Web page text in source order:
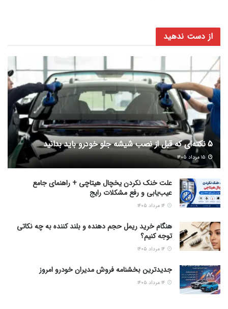
از دست ندهید
5 نکته‌ای که قبل از نصب شیشه جلو خودرو باید بدانید
علت خنک نکردن یخچال هیتاچی + راهنمای جامع
عیب‌یابی و رفع مشکلات رایج
هنگام خرید ریمل حجم دهنده و بلند کننده به چه نکاتی
توجه کنیم؟
جدیدترین بخشنامه فروش مدیران خودرو امروز